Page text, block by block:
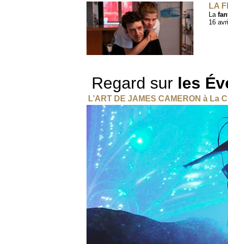
LA
La
16
Regard sur les
L’ART DE JAMES CAMERON à La